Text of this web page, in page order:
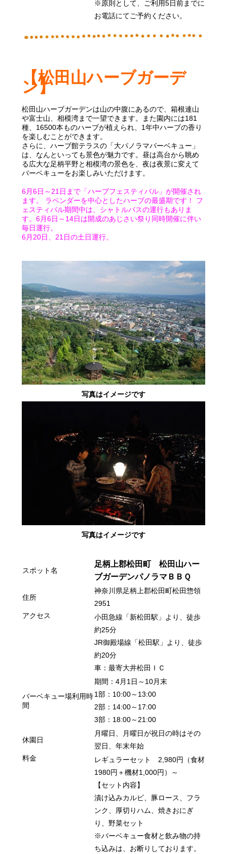
グルメ
※原則として、ご利用5日前までに
お電話にてご予約ください。
【松田山ハーブガーデ
ン】
松田山ハーブガーデンは山の中腹にあるので、箱根連山
や富士山、相模湾まで一望でき ます。また園内には181
種、16500本ものハーブが植えられ、 1年中ハーブの香り
を楽しむことができます。
さらに、ハーブ館テラスの「大パノラマバーベキュー」
は、なんといっても景色が魅力です。昼は高台から眺め
る広大な足柄平野と相模湾の景色を、夜は夜景に変えて
バーベキューをお楽しみいただけます。
6月6日～21日まで「ハーブフェスティバル」が開催され
ます。 ラベンダーを中心としたハーブの最盛期です！ フ
ェスティバル期間中は、シャトルバスの運行もありま
す。6月6日～14日は開成のあじさい祭り同時開催に伴い
毎日運行。
6月20日、21日の土日運行。
写真はイメージです
写真はイメージです
スポット名
足柄上郡松田町 松田山ハー
ブガーデンパノラマＢＢＱ
住所
神奈川県足柄上郡松田町松田惣領
2951
アクセス
小田急線「新松田駅」より、徒歩
約25分
JR御殿場線「松田駅」より、徒歩
約20分
車：最寄大井松田ＩＣ
バーベキュー場利用時
間
期間：4月1日～10月末
1部：10:00～13:00
2部： 14:00～17:00
3部：18:00～21:00
休園日
月曜日、月曜日が祝日の時はその
翌日、年末年始
料金
レギュラーセット 2,980円 （食材
1980円＋機材1,000円）～
【セット内容】
漬け込みカルビ、豚ロース、フラ
ンク、厚切りハム、焼きおにぎ
り、野菜セット
※バーベキュー食材と飲み物の持
ち込みは、お断りしております。